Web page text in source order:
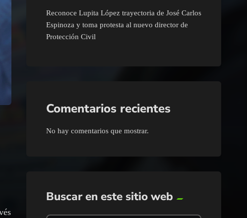
Reconoce Lupita López trayectoria de José Carlos
Espinoza y toma protesta al nuevo director de
Protección Civil
Comentarios recientes
No hay comentarios que mostrar.
Buscar en este sitio web